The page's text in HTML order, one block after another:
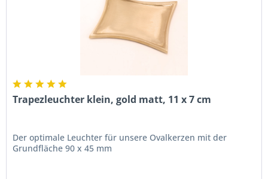
Trapezleuchter klein, gold matt, 11 x 7 cm
Der optimale Leuchter für unsere Ovalkerzen mit der
Grundfläche 90 x 45 mm